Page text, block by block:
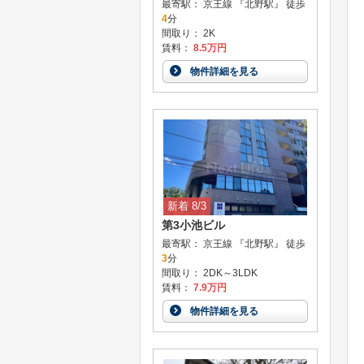
最寄駅： 京王線 『北野駅』 徒歩
4分
間取り： 2K
賃料： 8.5万円
物件詳細を見る
新着 8/3
第3小池ビル
最寄駅： 京王線 『北野駅』 徒歩
3分
間取り： 2DK～3LDK
賃料： 7.9万円
物件詳細を見る